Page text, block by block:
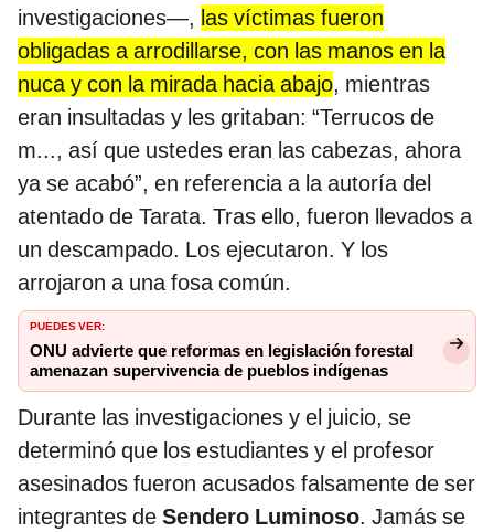
investigaciones—, las víctimas fueron
obligadas a arrodillarse, con las manos en la
nuca y con la mirada hacia abajo, mientras
eran insultadas y les gritaban: “Terrucos de
m..., así que ustedes eran las cabezas, ahora
ya se acabó”, en referencia a la autoría del
atentado de Tarata. Tras ello, fueron llevados a
un descampado. Los ejecutaron. Y los
arrojaron a una fosa común.
PUEDES VER:
ONU advierte que reformas en legislación forestal
amenazan supervivencia de pueblos indígenas
Durante las investigaciones y el juicio, se
determinó que los estudiantes y el profesor
asesinados fueron acusados falsamente de ser
integrantes de Sendero Luminoso. Jamás se